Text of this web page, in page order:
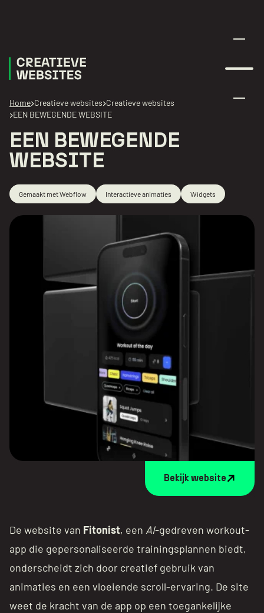
Home Creatieve websites Creatieve websites
EEN BEWEGENDE WEBSITE
EEN BEWEGENDE
WEBSITE
Gemaakt met Webflow Interactieve animaties Widgets
Bekijk website
De website van Fitonist, een AI-gedreven workout-
app die gepersonaliseerde trainingsplannen biedt,
onderscheidt zich door creatief gebruik van
animaties en een vloeiende scroll-ervaring. De site
weet de kracht van de app op een toegankelijke